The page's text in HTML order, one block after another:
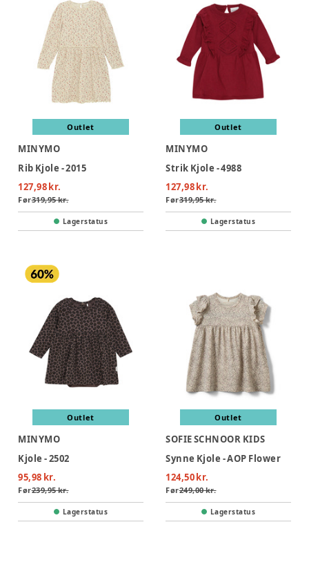
Outlet
MINYMO
Rib Kjole - 2015
127,98 kr.
Før319,95 kr.
Lagerstatus
Outlet
MINYMO
Strik Kjole - 4988
127,98 kr.
Før319,95 kr.
Lagerstatus
Outlet
MINYMO
Kjole - 2502
95,98 kr.
Før239,95 kr.
Lagerstatus
Outlet
SOFIE SCHNOOR KIDS
Synne Kjole - AOP Flower
124,50 kr.
Før249,00 kr.
Lagerstatus